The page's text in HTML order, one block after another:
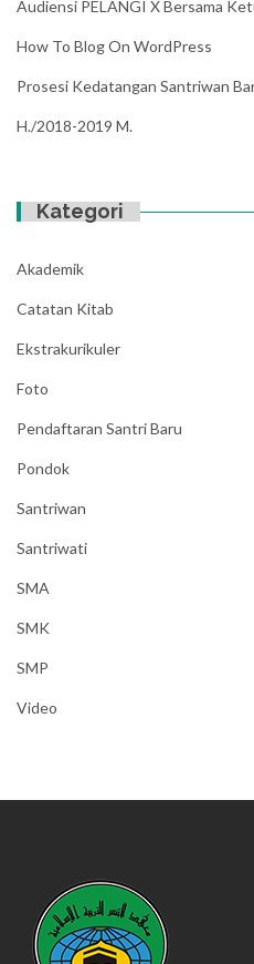
Audiensi PELANGI X Bersama
How To Blog On WordPress
Prosesi Kedatangan Santriwan
H./2018-2019 M.
Kategori
Akademik
Catatan Kitab
Ekstrakurikuler
Foto
Pendaftaran Santri Baru
Pondok
Santriwan
Santriwati
SMA
SMK
SMP
Video